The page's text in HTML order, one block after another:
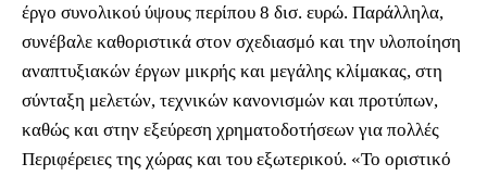
έργο συνολικού ύψους περίπου 8 δισ. ευρώ. Παράλληλα,
συνέβαλε καθοριστικά στον σχεδιασμό και την υλοποίηση
αναπτυξιακών έργων μικρής και μεγάλης κλίμακας, στη
σύνταξη μελετών, τεχνικών κανονισμών και προτύπων,
καθώς και στην εξεύρεση χρηματοδοτήσεων για πολλές
Περιφέρειες της χώρας και του εξωτερικού. «Το οριστικό